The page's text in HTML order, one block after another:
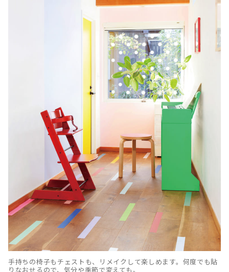
手持ちの椅子もチェストも、リメイクして楽しめます。何度でも貼
りなおせるので、気分や季節で変えても。